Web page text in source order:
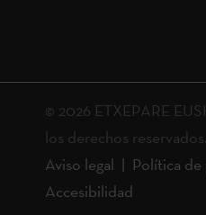
© 2026 ETXEPARE
los derechos reservados.
Aviso legal
Política
Accesibilidad